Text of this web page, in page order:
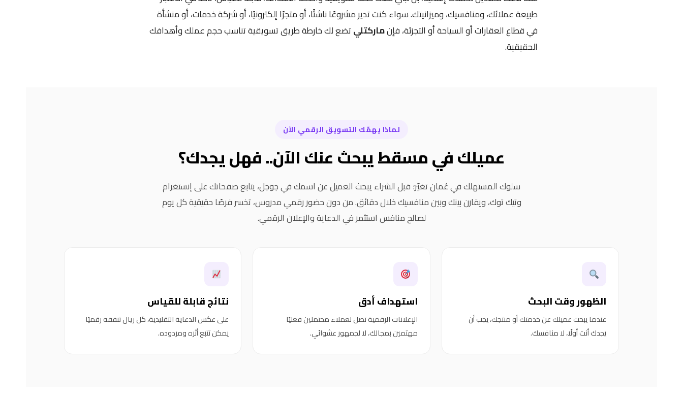
طبيعة عملائك، ومنافسيك، وميزانيتك. سواء كنت تدير مشروعًا ناشئًا، أو متجرًا إلكترونيًا، أو شركة خدمات، أو منشأة
في قطاع العقارات أو السياحة أو التجزئة، فإنماركتليتضع لك خارطة طريق تسويقية تناسب حجم عملك وأهدافك
الحقيقية.
لماذا يهمّك التسويق الرقمي الآن
عميلك في مسقط يبحث عنك الآن.. فهل يجدك؟
سلوك المستهلك في عُمان تغيّر؛ قبل الشراء يبحث العميل عن اسمك في جوجل، يتابع صفحاتك على إنستغرام
وتيك توك، ويقارن بينك وبين منافسيك خلال دقائق. من دون حضور رقمي مدروس، تخسر فرصًا حقيقية كل يوم
لصالح منافس استثمر في الدعاية والإعلان الرقمي.
الظهور وقت البحث
عندما يبحث عميلك عن خدمتك أو منتجك، يجب أن
يجدك أنت أولًا، لا منافسك.
استهداف أدق
الإعلانات الرقمية تصل لعملاء محتملين فعليًا
مهتمين بمجالك، لا لجمهور عشوائي.
نتائج قابلة للقياس
على عكس الدعاية التقليدية، كل ريال تنفقه رقميًا
يمكن تتبع أثره ومردوده.